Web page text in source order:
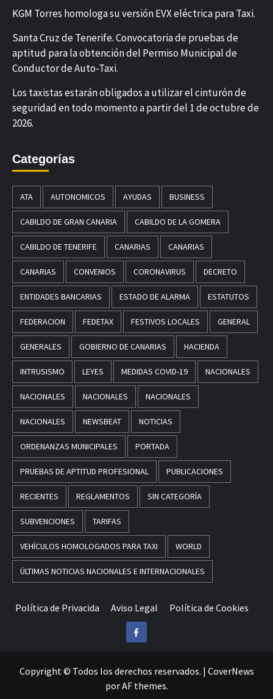
KGM Torres homologa su versión EVX eléctrica para Taxi.
Santa Cruz de Tenerife. Convocatoria de pruebas de
aptitud para la obtención del Permiso Municipal de
Conductor de Auto-Taxi.
Los taxistas estarán obligados a utilizar el cinturón de
seguridad en todo momento a partir del 1 de octubre de
2026.
Categorías
ATA AUTONOMICOS AYUDAS BUSINESS
CABILDO DE GRAN CANARIA CABILDO DE LA GOMERA
CABILDO DE TENERIFE CANARIAS CANARIAS
CANARIAS CONVENIOS CORONAVIRUS DECRETO
ENTIDADES BANCARIAS ESTADO DE ALARMA ESTATUTOS
FEDERACION FEDETAX FESTIVOS LOCALES GENERAL
GENERALES GOBIERNO DE CANARIAS HACIENDA
INTRUSISMO LEYES MEDIDAS COVID-19 NACIONALES
NACIONALES NACIONALES NACIONALES
NACIONALES NEWSBEAT NOTICIAS
ORDENANZAS MUNICIPALES PORTADA
PRUEBAS DE APTITUD PROFESIONAL PUBLICACIONES
RECIENTES REGLAMENTOS SIN CATEGORÍA
SUBVENCIONES TARIFAS
VEHÍCULOS HOMOLOGADOS PARA TAXI WORLD
ÚLTIMAS NOTICIAS NACIONALES E INTERNACIONALES
Política de Privacida Aviso Legal Política de Cookies
Facebook
Copyright © Todos los derechos reservados. | CoverNews
por AF themes.